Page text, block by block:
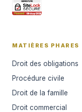
MATIÈRES PHARES
Droit des obligations
Procédure civile
Droit de la famille
Droit commercial